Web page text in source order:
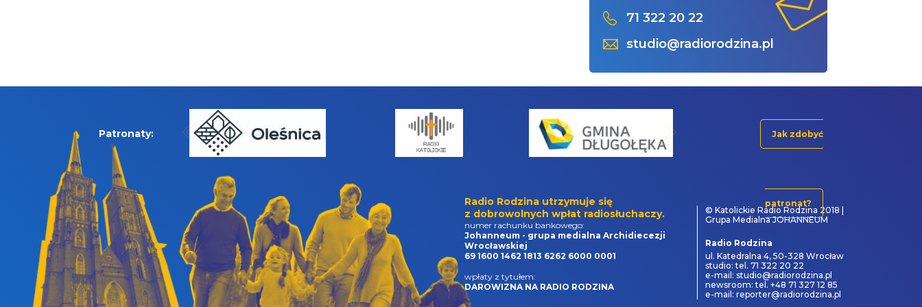
71 322 20 22
studio@radiorodzina.pl
Patronaty: Jak zdobyć
patronat?
Radio Rodzina utrzymuje się
z dobrowolnych wpłat radiosłuchaczy.
numer rachunku bankowego:
Johanneum - grupa medialna Archidiecezji
Wrocławskiej
69 1600 1462 1813 6262 6000 0001
wpłaty z tytułem:
DAROWIZNA NA RADIO RODZINA
© Katolickie Radio Rodzina 2018 |
Grupa Medialna JOHANNEUM
Radio Rodzina
ul. Katedralna 4, 50-328 Wrocław
studio: tel. 71 322 20 22
e-mail: studio@radiorodzina.pl
newsroom: tel. +48 71 327 12 85
e-mail: reporter@radiorodzina.pl